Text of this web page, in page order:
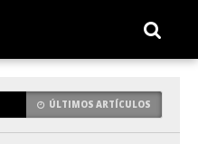
ÚLTIMOS ARTÍCULOS